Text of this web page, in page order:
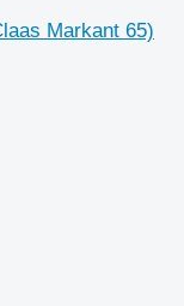
Markant 65)